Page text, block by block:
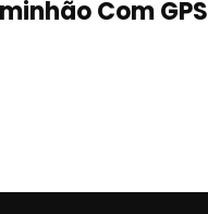
Com GPS